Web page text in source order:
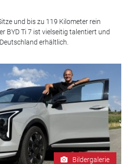
und bis zu 119 Kilometer rein
BYD Ti 7 ist vielseitig talentiert und
erhältlich.
Bildergalerie